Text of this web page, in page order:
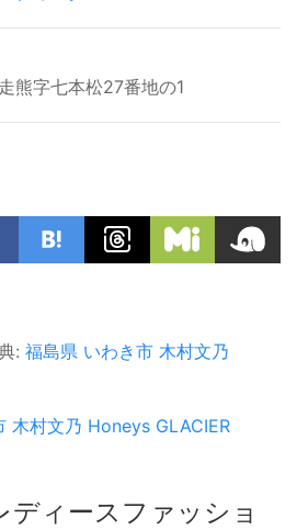
熊字七本松27番地の1
: 福島県 いわき市 木村文乃
木村文乃 Honeys GLACIER
ディースファッショ